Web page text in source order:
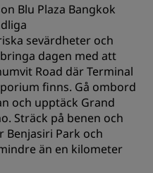
Blu Plaza Bangkok
sevärdheter och
dagen med att
Road där Terminal
finns. Gå ombord
och upptäck Grand
Sträck på benen och
Benjasiri Park och
än en kilometer